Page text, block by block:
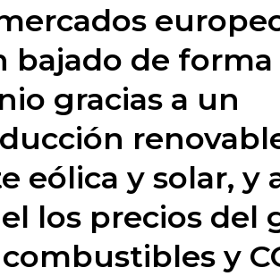
bajado de forma
gracias a un
y solar, y
los precios del
y